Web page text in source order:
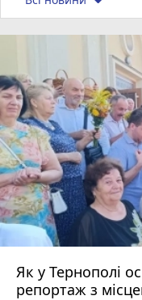
Як у Тернополі
репортаж з